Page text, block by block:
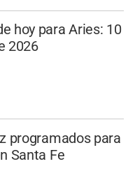
hoy para Aries: 10
2026
programados para
Santa Fe